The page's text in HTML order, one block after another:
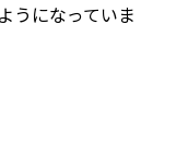
うになっていま